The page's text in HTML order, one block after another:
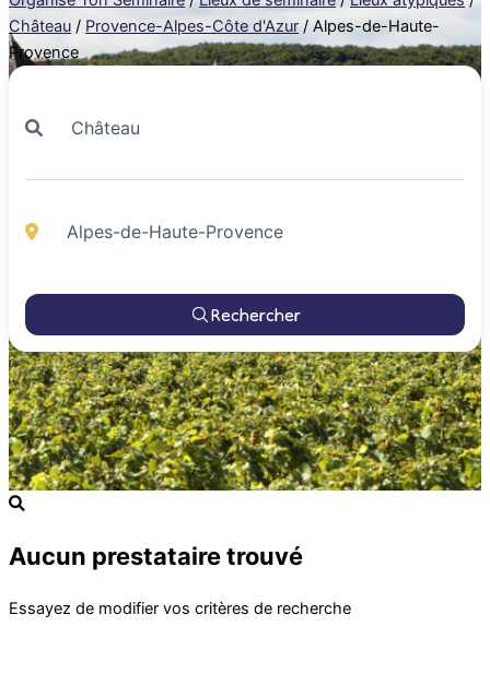
Château / Provence-Alpes-Côte d'Azur / Alpes-de-Haute-
Provence
Rechercher
Aucun prestataire trouvé
Essayez de modifier vos critères de recherche